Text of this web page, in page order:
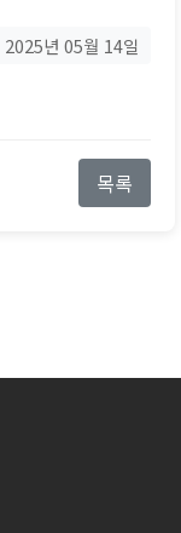
2025년 05월 14일
목록